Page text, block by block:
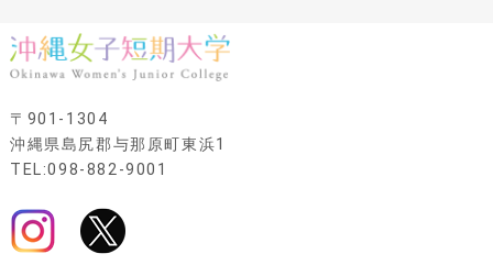
〒901-1304
沖縄県島尻郡与那原町東浜1
TEL:098-882-9001